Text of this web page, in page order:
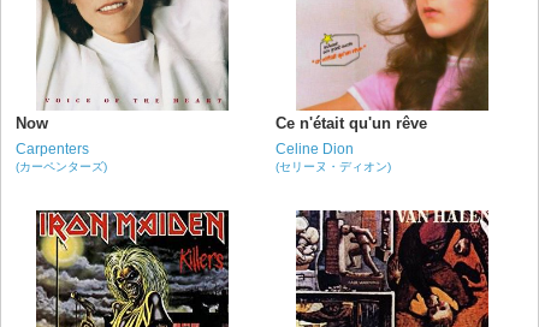
Now
Carpenters
(カーペンターズ)
Ce n'était qu'un rêve
Celine Dion
(セリーヌ・ディオン)